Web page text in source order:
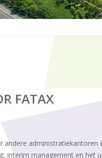
FATAX
interim management en het